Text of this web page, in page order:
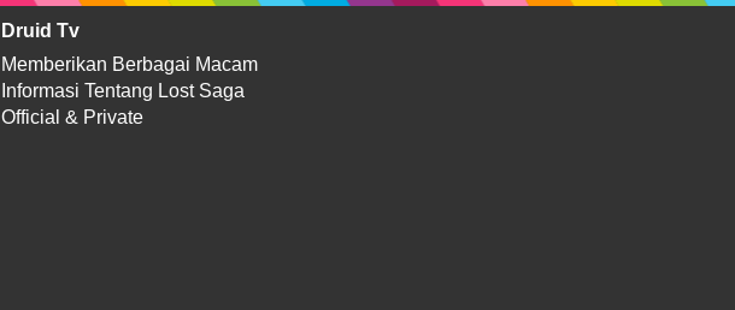
Druid Tv
Memberikan Berbagai Macam
Informasi Tentang Lost Saga
Official & Private